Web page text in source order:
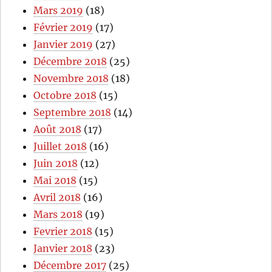
Mars 2019 (18)
Février 2019 (17)
Janvier 2019 (27)
Décembre 2018 (25)
Novembre 2018 (18)
Octobre 2018 (15)
Septembre 2018 (14)
Août 2018 (17)
Juillet 2018 (16)
Juin 2018 (12)
Mai 2018 (15)
Avril 2018 (16)
Mars 2018 (19)
Fevrier 2018 (15)
Janvier 2018 (23)
Décembre 2017 (25)